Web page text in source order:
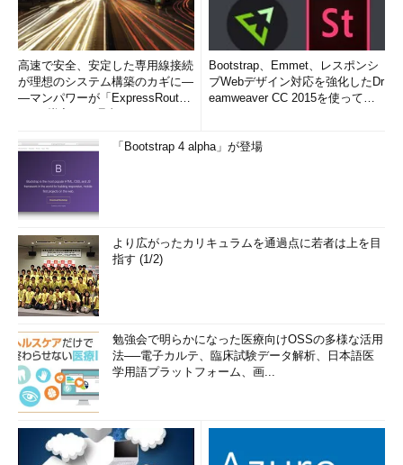
高速で安全、安定した専用線接続
が理想のシステム構築のカギに―
―マンパワーが「ExpressRout
Bootstrap、Emmet、レスポンシ
ブWebデザイン対応を強化したDr
eamweaver CC 2015を使って
「Bootstrap 4 alpha」が登場
より広がったカリキュラムを通過点に若者は上を目
指す (1/2)
勉強会で明らかになった医療向けOSSの多様な活用
法──電子カルテ、臨床試験データ解析、日本語医
学用語プラットフォーム、画...